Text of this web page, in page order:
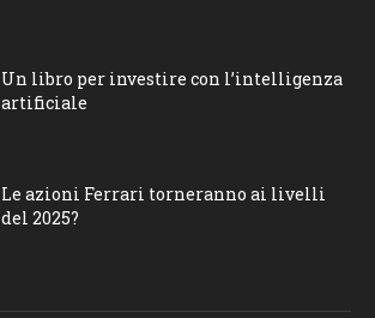
Un libro per investire con l’intelligenza
artificiale
Le azioni Ferrari torneranno ai livelli
del 2025?